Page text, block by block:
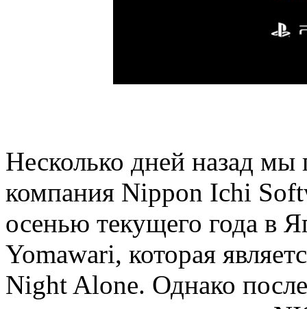
Несколько дней назад мы
компания Nippon Ichi
осенью текущего года в
Yomawari, которая
Night Alone. Однако